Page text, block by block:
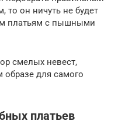
он ничуть не будет
платьям с пышными
смелых невест,
для самого
платьев